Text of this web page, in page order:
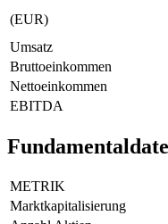
(EUR)
Umsatz
Bruttoeinkommen
Nettoeinkommen
EBITDA
METRIK
Marktkapitalisierung